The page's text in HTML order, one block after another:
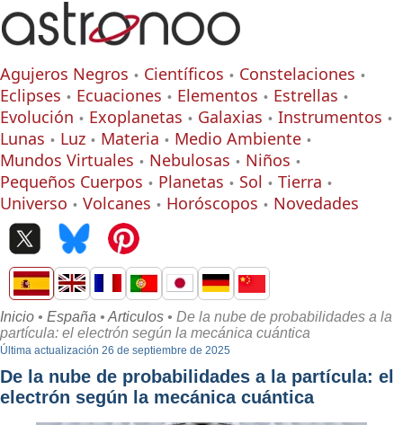
Agujeros Negros Científicos
Constelaciones
Eclipses
Ecuaciones Elementos
Estrellas
Evolución
Exoplanetas Galaxias
Instrumentos
Lunas
Luz Materia
Medio Ambiente
Mundos Virtuales
Nebulosas
Niños
Pequeños Cuerpos
Planetas Sol
Tierra
Universo
Volcanes Horóscopos Novedades
Inicio • España • Articulos • De la nube de probabilidades a la
partícula: el electrón según la mecánica cuántica
Última actualización 26 de septiembre de 2025
De la nube de probabilidades a la partícula: el
electrón según la mecánica cuántica